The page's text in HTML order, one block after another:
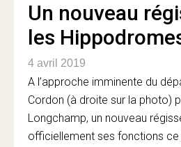
Un nouveau
les
4 avril 2019
A l’approche imminente du
Cordon (à droite sur la photo)
Longchamp, un nouveau
officiellement ses fonctions ce